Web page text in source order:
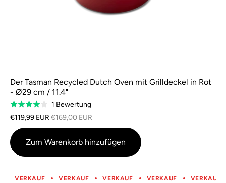
Der Tasman Recycled Dutch Oven mit Grilldeckel in Rot
- Ø29 cm / 11.4"
Bewertet
mit
4,0
von
5
1 BewertungBasierend
auf
1
Bewertung
€119,99 EUR €169,00 EUR
Zum Warenkorb hinzufügen
VERKAUF VERKAUF VERKAUF VERKAUF VERKAUF